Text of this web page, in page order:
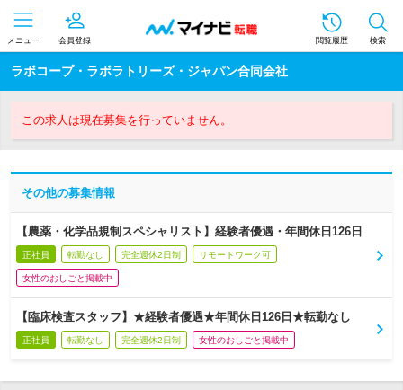
メニュー 会員登録 閲覧履歴 検索
ラボコープ・ラボラトリーズ・ジャパン合同会社
この求人は現在募集を行っていません。
その他の募集情報
【農薬・化学品規制スペシャリスト】経験者優遇・年間休日126日
正社員 転勤なし 完全週休2日制 リモートワーク可
女性のおしごと掲載中
【臨床検査スタッフ】★経験者優遇★年間休日126日★転勤なし
正社員 転勤なし 完全週休2日制 女性のおしごと掲載中